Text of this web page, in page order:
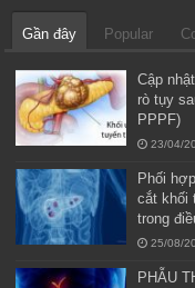
Gần đây Popular
Cập
rò tụy
PPPF)
23/04/
Phối
cắt khối
trong
25/08/
PHẪU